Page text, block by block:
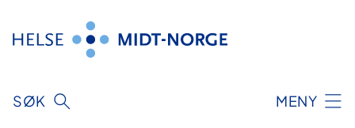
innhold
SØK MENY